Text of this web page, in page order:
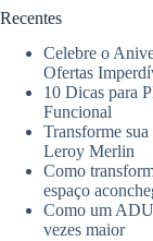
Recentes
Celebre o
Ofertas
10 Dicas para
Funcional
Transforme
Leroy Merlin
Como
espaço
Como um ADU
vezes maior